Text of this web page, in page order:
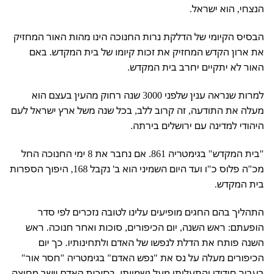
הנצחי, הוא ישראל.
הבסיס הקיומי של הדלקת נרות החנוכה הינו מהות האור המחזיק
את ארון הקדש המחזיק את זכות קיומו של בית המקדש. באם
האור לא יתקיים יחרב בית המקדש.
למרות שנראה ענין שלפני 3000 שנה רחוק מהעין בעצם הוא
מעלה את התודעה, זה קרוב ללב, בכל שנה משל ארץ ישראל לעם
היהודי למדינה עם ירושלים בירתה.
"בית המקדש" בגימטריה 861. אם נחבר את 8 ימי החנוכה החל
מכ"ה פלוס כ"ו ועד היום השמיני הוא ב' נקבל 168, היפוך הספרות
בית המקדש.
התהליך בהם החגים מופיעים עלינו לטובה נזכרים לפי סדר
הופעתם: ראש השנה, יום הכיפורים, סוכות ואחר חנוכה. ראש
השנה פותח את הדלת לנפשו של האדם ולתחינותיו. כך יום
הכיפורים מעלה על נס את "נפש האדם" בגימטריה "חסר אור"